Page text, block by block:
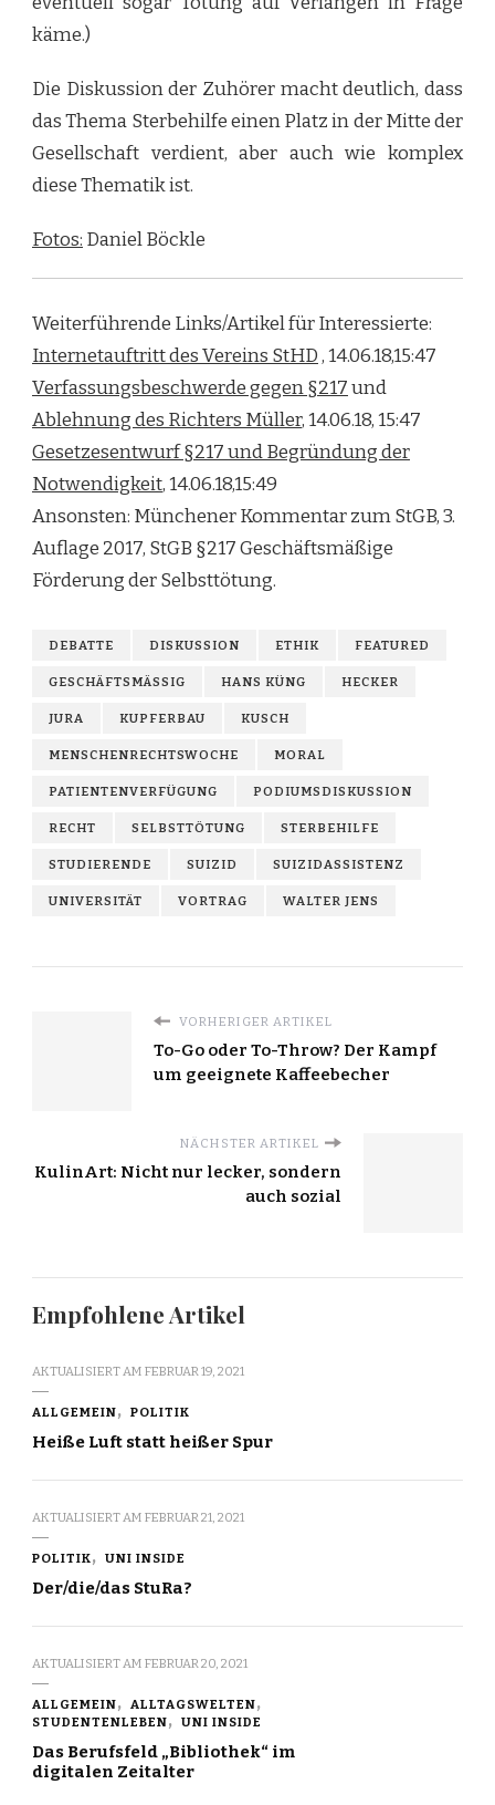
käme.)
Die Diskussion der Zuhörer macht deutlich, dass
das Thema Sterbehilfe einen Platz in der Mitte der
Gesellschaft verdient, aber auch wie komplex
diese Thematik ist.
Fotos: Daniel Böckle
Weiterführende Links/Artikel für Interessierte:
Internetauftritt des Vereins StHD, 14.06.18,15:47
Verfassungsbeschwerde gegen §217und
Ablehnung des Richters Müller, 14.06.18, 15:47
Gesetzesentwurf §217 und Begründung der
Notwendigkeit, 14.06.18,15:49
Ansonsten: Münchener Kommentar zum StGB, 3.
Auflage 2017, StGB §217 Geschäftsmäßige
Förderung der Selbsttötung.
DEBATTE DISKUSSION ETHIK FEATURED
GESCHÄFTSMÄSSIG HANS KÜNG HECKER
JURA KUPFERBAU KUSCH
MENSCHENRECHTSWOCHE MORAL
PATIENTENVERFÜGUNG PODIUMSDISKUSSION
RECHT SELBSTTÖTUNG STERBEHILFE
STUDIERENDE SUIZID SUIZIDASSISTENZ
UNIVERSITÄT VORTRAG WALTER JENS
VORHERIGER ARTIKEL
To-Go oder To-Throw? Der Kampf
um geeignete Kaffeebecher
NÄCHSTER ARTIKEL
KulinArt: Nicht nur lecker, sondern
auch sozial
Empfohlene Artikel
AKTUALISIERT AM FEBRUAR 19, 2021
ALLGEMEIN POLITIK
Heiße Luft statt heißer Spur
AKTUALISIERT AM FEBRUAR 21, 2021
POLITIK UNI INSIDE
Der/die/das StuRa?
AKTUALISIERT AM FEBRUAR 20, 2021
ALLGEMEIN
ALLTAGSWELTEN
STUDENTENLEBEN
UNI INSIDE
Das Berufsfeld „Bibliothek“ im
digitalen Zeitalter